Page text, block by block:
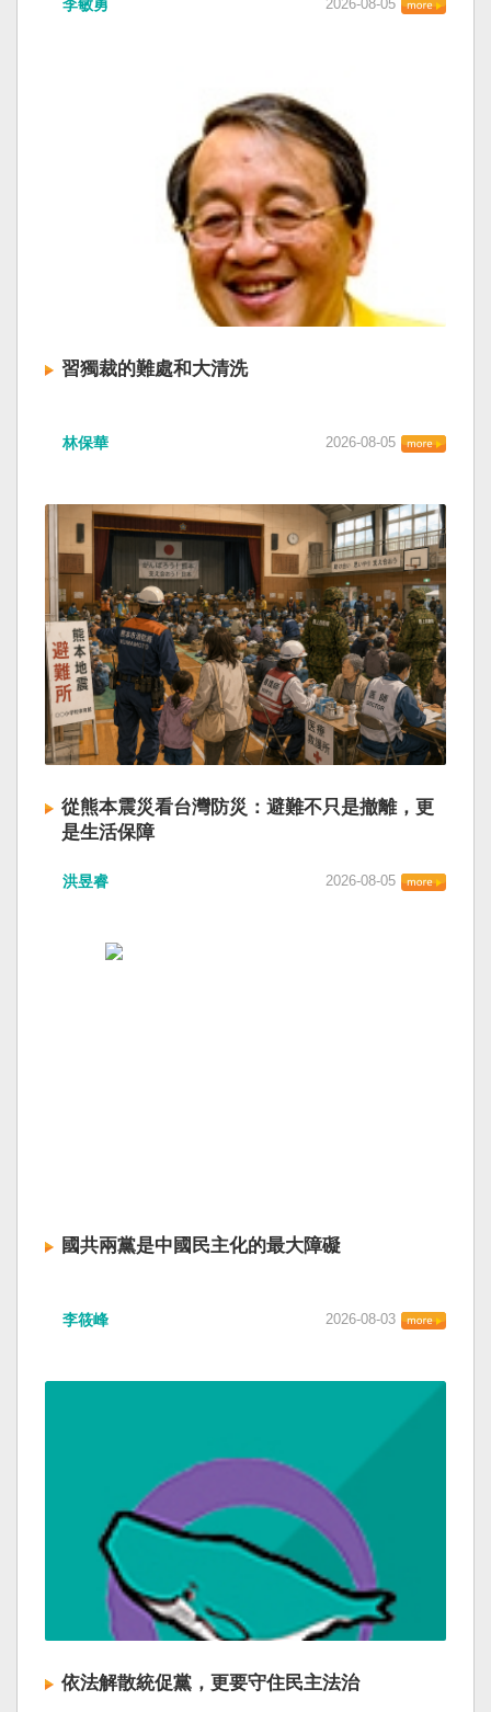
李敏勇 2026-08-05
習獨裁的難處和大清洗
林保華 2026-08-05
從熊本震災看台灣防災：避難不只是撤離，更
是生活保障
洪昱睿 2026-08-05
國共兩黨是中國民主化的最大障礙
李筱峰 2026-08-03
依法解散統促黨，更要守住民主法治